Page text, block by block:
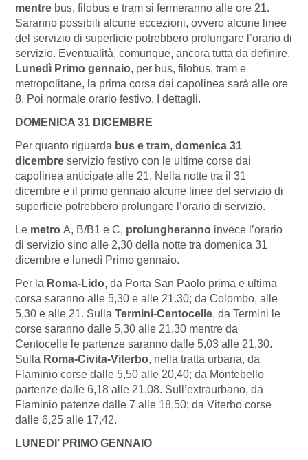
mentre bus, filobus e tram si fermeranno alle ore 21.
Saranno possibili alcune eccezioni, ovvero alcune linee
del servizio di superficie potrebbero prolungare l’orario di
servizio. Eventualità, comunque, ancora tutta da definire.
Lunedì Primo gennaio, per bus, filobus, tram e
metropolitane, la prima corsa dai capolinea sarà alle ore
8. Poi normale orario festivo. I dettagli.
DOMENICA 31 DICEMBRE
Per quanto riguarda bus e tram, domenica 31
dicembre servizio festivo con le ultime corse dai
capolinea anticipate alle 21. Nella notte tra il 31
dicembre e il primo gennaio alcune linee del servizio di
superficie potrebbero prolungare l’orario di servizio.
Le metro A, B/B1 e C, prolungheranno invece l’orario
di servizio sino alle 2,30 della notte tra domenica 31
dicembre e lunedì Primo gennaio.
Per la Roma-Lido, da Porta San Paolo prima e ultima
corsa saranno alle 5,30 e alle 21.30; da Colombo, alle
5,30 e alle 21. Sulla Termini-Centocelle, da Termini le
corse saranno dalle 5,30 alle 21,30 mentre da
Centocelle le partenze saranno dalle 5,03 alle 21,30.
Sulla Roma-Civita-Viterbo, nella tratta urbana, da
Flaminio corse dalle 5,50 alle 20,40; da Montebello
partenze dalle 6,18 alle 21,08. Sull’extraurbano, da
Flaminio patenze dalle 7 alle 18,50; da Viterbo corse
dalle 6,25 alle 17,42.
LUNEDI’ PRIMO GENNAIO